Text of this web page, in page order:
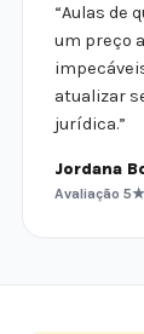
“Aulas de
um preço
atualizar
jurídica.”
Jordana
Avaliação